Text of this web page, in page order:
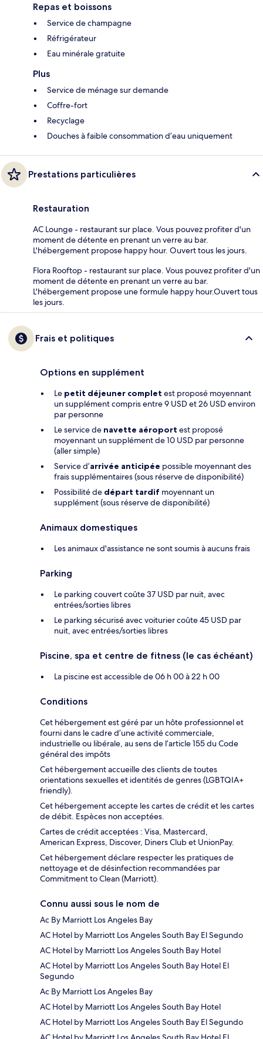
Repas et boissons
Service de champagne
Réfrigérateur
Eau minérale gratuite
Plus
Service de ménage sur demande
Coffre-fort
Recyclage
Douches à faible consommation d’eau uniquement
Prestations particulières
Restauration
AC Lounge - restaurant sur place. Vous pouvez profiter d'un
moment de détente en prenant un verre au bar.
L'hébergement propose happy hour. Ouvert tous les jours.
Flora Rooftop - restaurant sur place. Vous pouvez profiter d'un
moment de détente en prenant un verre au bar.
L'hébergement propose une formule happy hour.Ouvert tous
les jours.
Frais et politiques
Options en supplément
Le petit déjeuner complet est proposé moyennant
un supplément compris entre 9 USD et 26 USD environ
par personne
Le service de navette aéroport est proposé
moyennant un supplément de 10 USD par personne
(aller simple)
Service d’arrivée anticipée possible moyennant des
frais supplémentaires (sous réserve de disponibilité)
Possibilité de départ tardif moyennant un
supplément (sous réserve de disponibilité)
Animaux domestiques
Les animaux d'assistance ne sont soumis à aucuns frais
Parking
Le parking couvert coûte 37 USD par nuit, avec
entrées/sorties libres
Le parking sécurisé avec voiturier coûte 45 USD par
nuit, avec entrées/sorties libres
Piscine, spa et centre de fitness (le cas échéant)
La piscine est accessible de 06 h 00 à 22 h 00
Conditions
Cet hébergement est géré par un hôte professionnel et
fourni dans le cadre d’une activité commerciale,
industrielle ou libérale, au sens de l’article 155 du Code
général des impôts
Cet hébergement accueille des clients de toutes
orientations sexuelles et identités de genres (LGBTQIA+
friendly).
Cet hébergement accepte les cartes de crédit et les cartes
de débit. Espèces non acceptées.
Cartes de crédit acceptées : Visa, Mastercard,
American Express, Discover, Diners Club et UnionPay.
Cet hébergement déclare respecter les pratiques de
nettoyage et de désinfection recommandées par
Commitment to Clean (Marriott).
Connu aussi sous le nom de
Ac By Marriott Los Angeles Bay
AC Hotel by Marriott Los Angeles South Bay El Segundo
AC Hotel by Marriott Los Angeles South Bay Hotel
AC Hotel by Marriott Los Angeles South Bay Hotel El
Segundo
Ac By Marriott Los Angeles Bay
AC Hotel by Marriott Los Angeles South Bay Hotel
AC Hotel by Marriott Los Angeles South Bay El Segundo